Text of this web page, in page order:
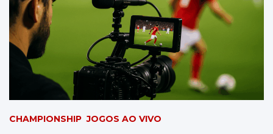
CHAMPIONSHIP JOGOS AO VIVO